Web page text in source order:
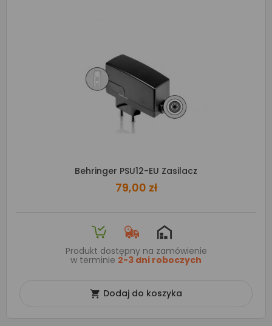
Behringer PSU12-EU Zasilacz
79,00 zł
Produkt dostępny na zamówienie
w terminie 2-3 dni roboczych
 Dodaj do koszyka